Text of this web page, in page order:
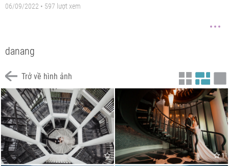
06/09/2022 • 597 lượt xem
danang
Trở về hình ảnh
1